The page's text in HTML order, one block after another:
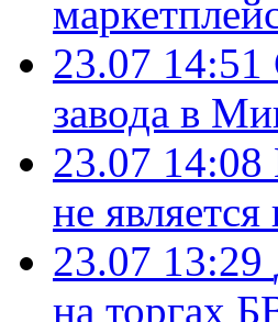
23.07 14:51
завода в
23.07 14:08
не
23.07 13:29
на торгах